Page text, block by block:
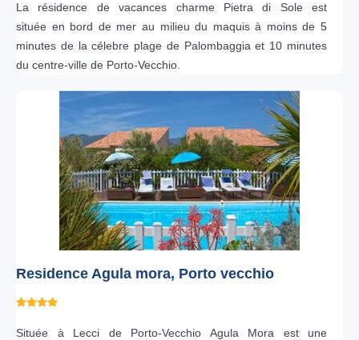
La résidence de vacances charme Pietra di Sole est
située en bord de mer au milieu du maquis à moins de 5
minutes de la célebre plage de Palombaggia et 10 minutes
du centre-ville de Porto-Vecchio.
Residence Agula mora, Porto vecchio
Située à Lecci de Porto-Vecchio Agula Mora est une